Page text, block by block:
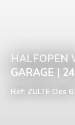
HALFOPEN
GARAGE |
Ref: ZULTE Oes